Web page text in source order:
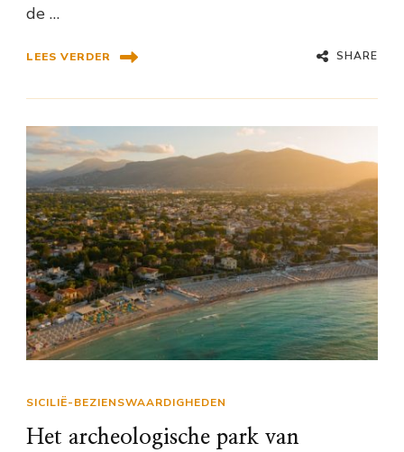
de …
LEES VERDER SHARE
SICILIË-BEZIENSWAARDIGHEDEN
Het archeologische park van